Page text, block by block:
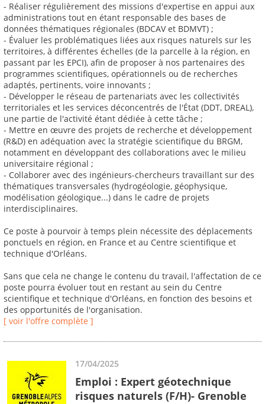
- Réaliser régulièrement des missions d'expertise en appui aux
administrations tout en étant responsable des bases de
données thématiques régionales (BDCAV et BDMVT) ;
- Évaluer les problématiques liées aux risques naturels sur les
territoires, à différentes échelles (de la parcelle à la région, en
passant par les EPCI), afin de proposer à nos partenaires des
programmes scientifiques, opérationnels ou de recherches
adaptés, pertinents, voire innovants ;
- Développer le réseau de partenariats avec les collectivités
territoriales et les services déconcentrés de l'État (DDT, DREAL),
une partie de l'activité étant dédiée à cette tâche ;
- Mettre en œuvre des projets de recherche et développement
(R&D) en adéquation avec la stratégie scientifique du BRGM,
notamment en développant des collaborations avec le milieu
universitaire régional ;
- Collaborer avec des ingénieurs-chercheurs travaillant sur des
thématiques transversales (hydrogéologie, géophysique,
modélisation géologique...) dans le cadre de projets
interdisciplinaires.
Ce poste à pourvoir à temps plein nécessite des déplacements
ponctuels en région, en France et au Centre scientifique et
technique d'Orléans.
Sans que cela ne change le contenu du travail, l'affectation de ce
poste pourra évoluer tout en restant au sein du Centre
scientifique et technique d'Orléans, en fonction des besoins et
des opportunités de l'organisation.
[ voir l'offre complète ]
17/04/2025
Emploi : Expert géotechnique
risques naturels (F/H)- Grenoble